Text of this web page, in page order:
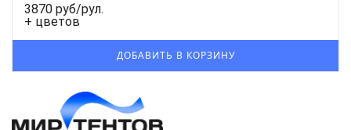
3870 руб/рул.
+ цветов